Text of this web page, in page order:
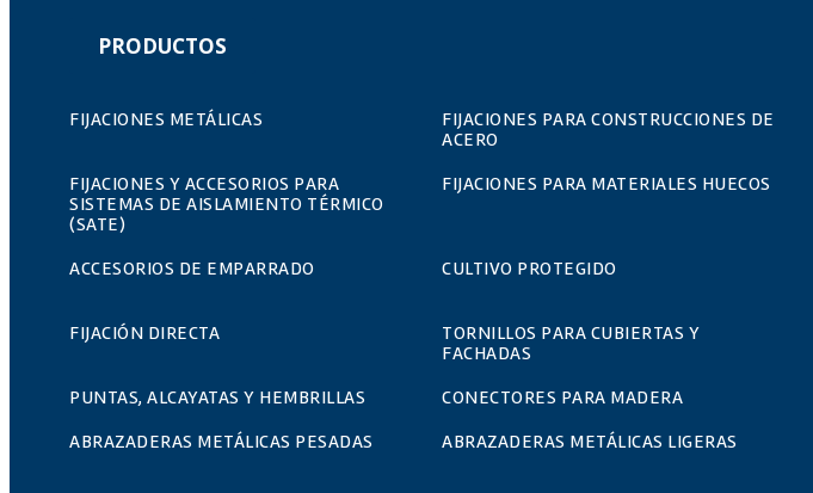
PRODUCTOS
FIJACIONES METÁLICAS
FIJACIONES PARA CONSTRUCCIONES DE
ACERO
FIJACIONES Y ACCESORIOS PARA
SISTEMAS DE AISLAMIENTO TÉRMICO
(SATE)
FIJACIONES PARA MATERIALES HUECOS
ACCESORIOS DE EMPARRADO CULTIVO PROTEGIDO
FIJACIÓN DIRECTA
TORNILLOS PARA CUBIERTAS Y
FACHADAS
PUNTAS, ALCAYATAS Y HEMBRILLAS CONECTORES PARA MADERA
ABRAZADERAS METÁLICAS PESADAS
ABRAZADERAS METÁLICAS LIGERAS